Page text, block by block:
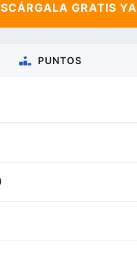
GRATIS YA
PUNTOS